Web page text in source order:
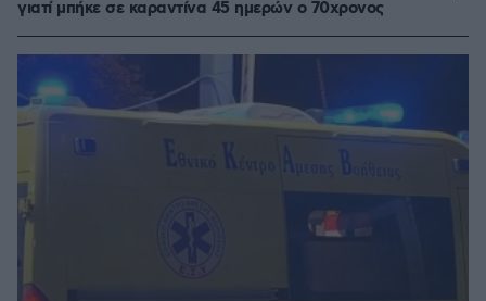
γιατί μπήκε σε καραντίνα 45 ημερών ο 70χρονος